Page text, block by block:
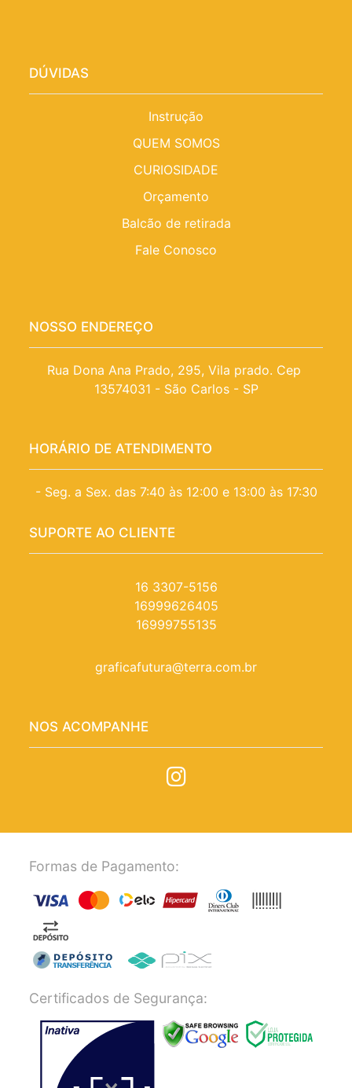
DÚVIDAS
Instrução
QUEM SOMOS
CURIOSIDADE
Orçamento
Balcão de retirada
Fale Conosco
NOSSO ENDEREÇO
Rua Dona Ana Prado, 295, Vila prado. Cep
13574031 - São Carlos - SP
HORÁRIO DE ATENDIMENTO
- Seg. a Sex. das 7:40 às 12:00 e 13:00 às 17:30
SUPORTE AO CLIENTE
16 3307-5156
16999626405
16999755135
graficafutura@terra.com.br
NOS ACOMPANHE
Formas de Pagamento:
Certificados de Segurança: